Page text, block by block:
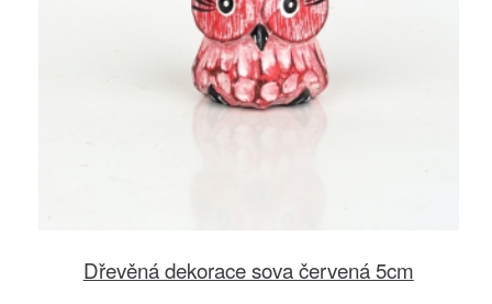
Dřevěná dekorace sova červená 5cm